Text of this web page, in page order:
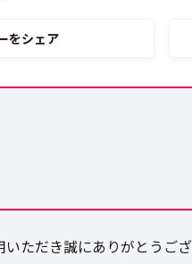
をシェア
ただき誠にありがとうござ